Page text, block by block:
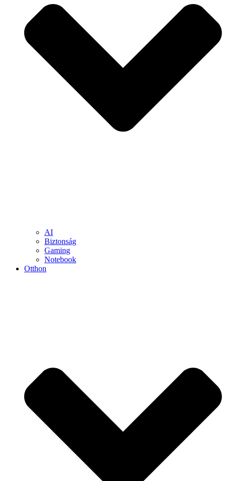
AI
Biztonság
Gaming
Notebook
Otthon